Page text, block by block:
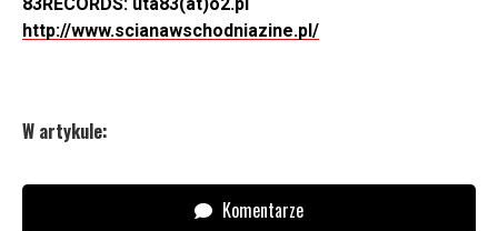
http://www.scianawschodniazine.pl/
W artykule:
Komentarze